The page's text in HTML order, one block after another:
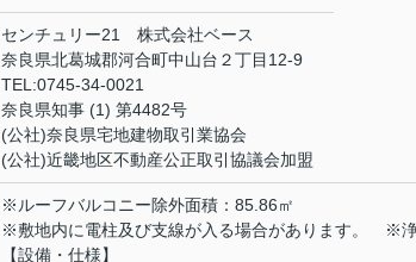
センチュリー21 株式会社ベース
奈良県北葛城郡河合町中山台２丁目12-9
TEL:0745-34-0021
奈良県知事 (1) 第4482号
(公社)奈良県宅地建物取引業協会
(公社)近畿地区不動産公正取引協議会加盟
※ルーフバルコニー除外面積：85.86㎡
※敷地内に電柱及び支線が入る場合があります。 ※
【設備・仕様】